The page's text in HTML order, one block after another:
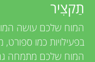
Y
o
e
v
תַקצִיר
המוח שלכם עושה
בפעילויות כמו
המוח שלכם מתמחה